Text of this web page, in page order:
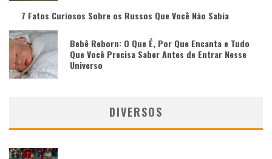
7 Fatos Curiosos Sobre os Russos Que Você Não Sabia
Bebê Reborn: O Que É, Por Que Encanta e Tudo
Que Você Precisa Saber Antes de Entrar Nesse
Universo
DIVERSOS